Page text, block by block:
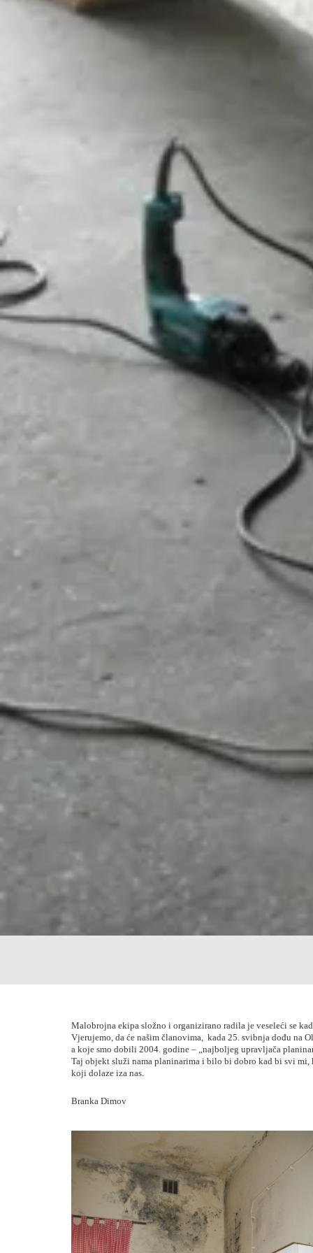
Malobrojna ekipa složno i organizirano radila je veseleći se
Vjerujemo, da će našim članovima, kada 25. svibnja dođu na
a koje smo dobili 2004. godine – „najboljeg upravljača
Taj objekt služi nama planinarima i bilo bi dobro kad bi svi
koji dolaze iza nas.
Branka Dimov